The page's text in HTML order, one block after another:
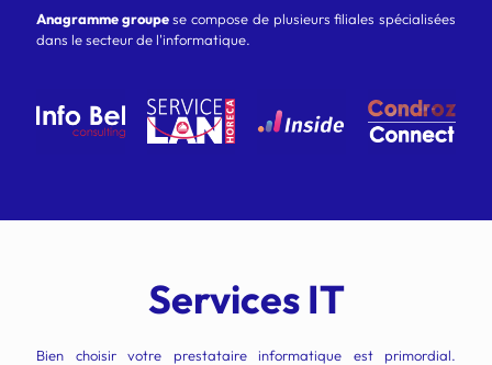
Anagramme groupese compose de plusieurs filiales spécialisées
dans le secteur de l'informatique.
Services IT
Bien choisir votre prestataire informatique est primordial.